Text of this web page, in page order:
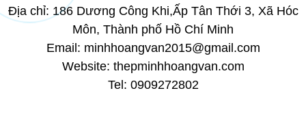
Địa chỉ: 186 Dương Công Khi,Ấp Tân Thới 3, Xã Hóc
Môn, Thành phố Hồ Chí Minh
Email: minhhoangvan2015@gmail.com
Website: thepminhhoangvan.com
Tel: 0909272802